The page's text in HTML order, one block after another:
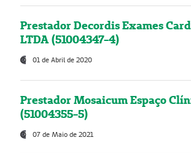
Prestador Decordis Exames
LTDA (51004347-4)
01 de Abril de 2020
Prestador Mosaicum Espaço
(51004355-5)
07 de Maio de 2021